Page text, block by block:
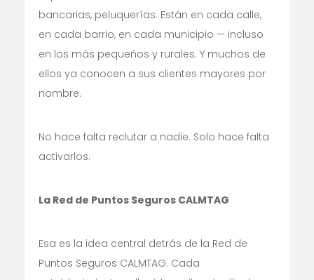
bancarias, peluquerías. Están en cada calle,
en cada barrio, en cada municipio — incluso
en los más pequeños y rurales. Y muchos de
ellos ya conocen a sus clientes mayores por
nombre.
No hace falta reclutar a nadie. Solo hace falta
activarlos.
La Red de Puntos Seguros CALMTAG
Esa es la idea central detrás de la Red de
Puntos Seguros CALMTAG. Cada